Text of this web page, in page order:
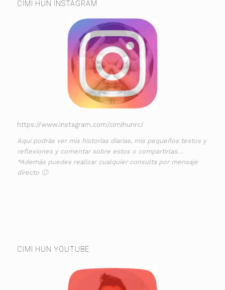
CIMI HUN INSTAGRAM
https://www.instagram.com/cimihunrc/
Aquí podrás ver mis historias diarias, mis pequeños textos y
reflexiones y comentar sobre estos o compartirlas…
*Además puedes realizar cualquier consulta por mensaje
directo 🙂
CIMI HUN YOUTUBE